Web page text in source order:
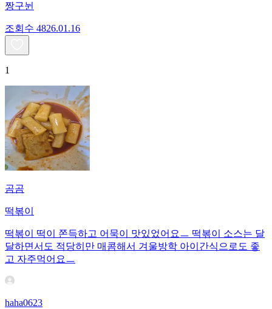
짱구뉜
조회수 4826.01.16
1
곰곰
떡볶이
떡볶이 떡이 쫀득하고 어묵이 맛있었어요ㅡ 떡볶이 소스는 달
달하면서도 적당히만 매콤해서 겨울방학 아이간식으로도 좋
고 자주먹어요ㅡ
haha0623